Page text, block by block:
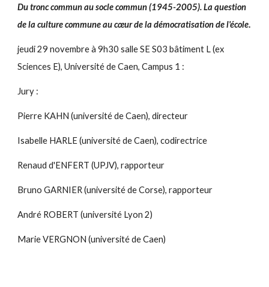
Du tronc commun au socle commun (1945-2005). La question
de la culture commune au cœur de la démocratisation de l'école.
jeudi 29 novembre à 9h30 salle SE S03 bâtiment L (ex
Sciences E), Université de Caen, Campus 1 :
Jury :
Pierre KAHN (université de Caen), directeur
Isabelle HARLE (université de Caen), codirectrice
Renaud d'ENFERT (UPJV), rapporteur
Bruno GARNIER (université de Corse), rapporteur
André ROBERT (université Lyon 2)
Marie VERGNON (université de Caen)